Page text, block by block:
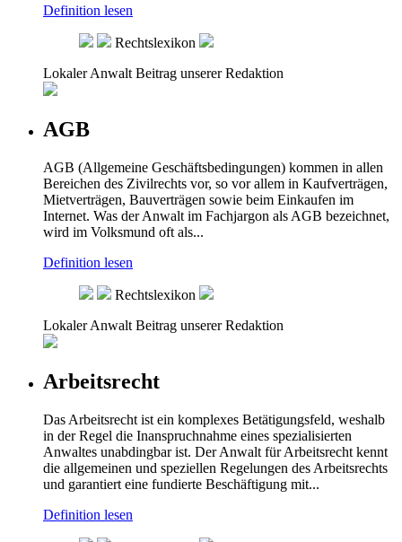
Definition lesen
Rechtslexikon
Lokaler Anwalt Beitrag unserer Redaktion
AGB
AGB (Allgemeine Geschäftsbedingungen) kommen in allen
Bereichen des Zivilrechts vor, so vor allem in Kaufverträgen,
Mietverträgen, Bauverträgen sowie beim Einkaufen im
Internet. Was der Anwalt im Fachjargon als AGB bezeichnet,
wird im Volksmund oft als...
Definition lesen
Rechtslexikon
Lokaler Anwalt Beitrag unserer Redaktion
Arbeitsrecht
Das Arbeitsrecht ist ein komplexes Betätigungsfeld, weshalb
in der Regel die Inanspruchnahme eines spezialisierten
Anwaltes unabdingbar ist. Der Anwalt für Arbeitsrecht kennt
die allgemeinen und speziellen Regelungen des Arbeitsrechts
und garantiert eine fundierte Beschäftigung mit...
Definition lesen